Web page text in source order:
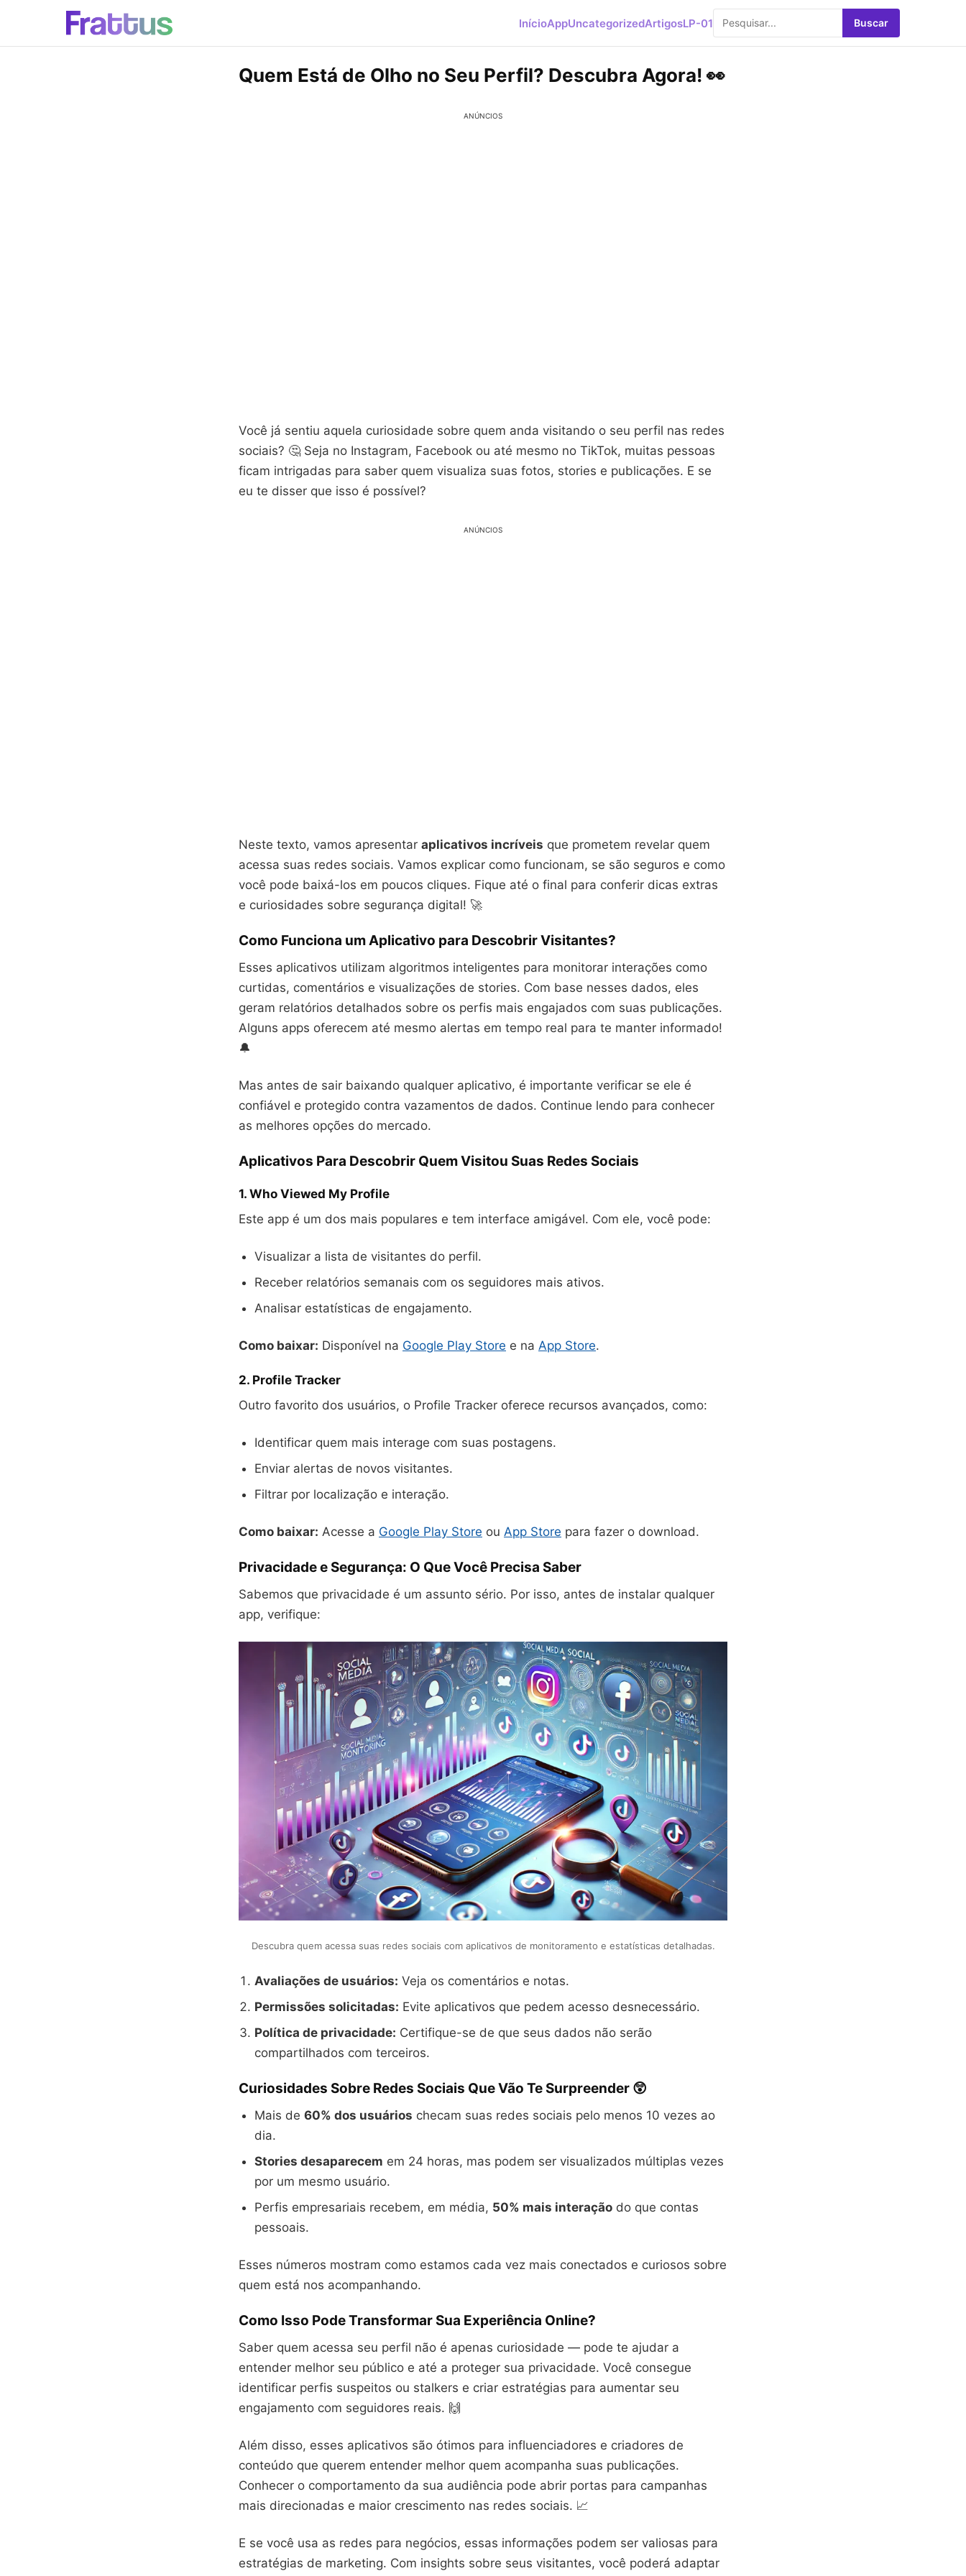
InícioAppUncategorizedArtigosLP-01 Buscar
Quem Está de Olho no Seu Perfil? Descubra Agora! 👀
ANÚNCIOS
Você já sentiu aquela curiosidade sobre quem anda visitando o seu perfil nas redes
sociais? 🤔 Seja no Instagram, Facebook ou até mesmo no TikTok, muitas pessoas
ficam intrigadas para saber quem visualiza suas fotos, stories e publicações. E se
eu te disser que isso é possível?
ANÚNCIOS
Neste texto, vamos apresentar aplicativos incríveis que prometem revelar quem
acessa suas redes sociais. Vamos explicar como funcionam, se são seguros e como
você pode baixá-los em poucos cliques. Fique até o final para conferir dicas extras
e curiosidades sobre segurança digital! 🚀
Como Funciona um Aplicativo para Descobrir Visitantes?
Esses aplicativos utilizam algoritmos inteligentes para monitorar interações como
curtidas, comentários e visualizações de stories. Com base nesses dados, eles
geram relatórios detalhados sobre os perfis mais engajados com suas publicações.
Alguns apps oferecem até mesmo alertas em tempo real para te manter informado!
🔔
Mas antes de sair baixando qualquer aplicativo, é importante verificar se ele é
confiável e protegido contra vazamentos de dados. Continue lendo para conhecer
as melhores opções do mercado.
Aplicativos Para Descobrir Quem Visitou Suas Redes Sociais
1. Who Viewed My Profile
Este app é um dos mais populares e tem interface amigável. Com ele, você pode:
Visualizar a lista de visitantes do perfil.
Receber relatórios semanais com os seguidores mais ativos.
Analisar estatísticas de engajamento.
Como baixar: Disponível na Google Play Store e na App Store.
2. Profile Tracker
Outro favorito dos usuários, o Profile Tracker oferece recursos avançados, como:
Identificar quem mais interage com suas postagens.
Enviar alertas de novos visitantes.
Filtrar por localização e interação.
Como baixar: Acesse a Google Play Store ou App Store para fazer o download.
Privacidade e Segurança: O Que Você Precisa Saber
Sabemos que privacidade é um assunto sério. Por isso, antes de instalar qualquer
app, verifique:
Descubra quem acessa suas redes sociais com aplicativos de monitoramento e estatísticas detalhadas.
Avaliações de usuários: Veja os comentários e notas.
Permissões solicitadas: Evite aplicativos que pedem acesso desnecessário.
Política de privacidade: Certifique-se de que seus dados não serão
compartilhados com terceiros.
Curiosidades Sobre Redes Sociais Que Vão Te Surpreender 😲
Mais de 60% dos usuários checam suas redes sociais pelo menos 10 vezes ao
dia.
Stories desaparecem em 24 horas, mas podem ser visualizados múltiplas vezes
por um mesmo usuário.
Perfis empresariais recebem, em média, 50% mais interação do que contas
pessoais.
Esses números mostram como estamos cada vez mais conectados e curiosos sobre
quem está nos acompanhando.
Como Isso Pode Transformar Sua Experiência Online?
Saber quem acessa seu perfil não é apenas curiosidade — pode te ajudar a
entender melhor seu público e até a proteger sua privacidade. Você consegue
identificar perfis suspeitos ou stalkers e criar estratégias para aumentar seu
engajamento com seguidores reais. 🙌
Além disso, esses aplicativos são ótimos para influenciadores e criadores de
conteúdo que querem entender melhor quem acompanha suas publicações.
Conhecer o comportamento da sua audiência pode abrir portas para campanhas
mais direcionadas e maior crescimento nas redes sociais. 📈
E se você usa as redes para negócios, essas informações podem ser valiosas para
estratégias de marketing. Com insights sobre seus visitantes, você poderá adaptar